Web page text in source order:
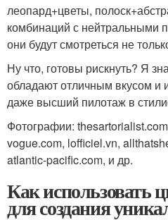
леопард+цветы,
комбинаций с нейтральными
они будут смотреться не
Ну что, готовы рискнуть? Я
обладают отличным вкусом и
даже высший пилотаж в
Фотографии:
vogue.com, lofficiel.vn,
atlantic-pacific.com, и др.
Как использовать
для создания